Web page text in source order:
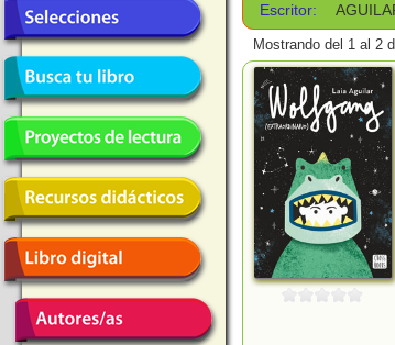
Escritor:
Mostrando del 1 al 2